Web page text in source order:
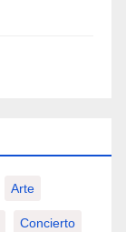
Arte
Concierto